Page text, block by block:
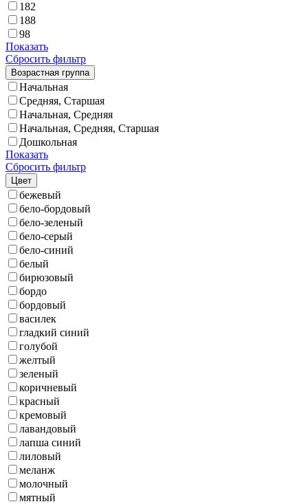
182
188
98
Показать
Сбросить фильтр
Возрастная группа
Начальная
Средняя, Старшая
Начальная, Средняя
Начальная, Средняя, Старшая
Дошкольная
Показать
Сбросить фильтр
Цвет
бежевый
бело-бордовый
бело-зеленый
бело-серый
бело-синий
белый
бирюзовый
бордо
бордовый
василек
гладкий синий
голубой
желтый
зеленый
коричневый
красный
кремовый
лавандовый
лапша синий
лиловый
меланж
молочный
мятный